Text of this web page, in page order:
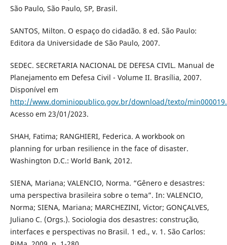
São Paulo, São Paulo, SP, Brasil.
SANTOS, Milton. O espaço do cidadão. 8 ed. São Paulo:
Editora da Universidade de São Paulo, 2007.
SEDEC. SECRETARIA NACIONAL DE DEFESA CIVIL. Manual de
Planejamento em Defesa Civil - Volume II. Brasília, 2007.
Disponível em
http://www.dominiopublico.gov.br/download/texto/
Acesso em 23/01/2023.
SHAH, Fatima; RANGHIERI, Federica. A workbook on
planning for urban resilience in the face of disaster.
Washington D.C.: World Bank, 2012.
SIENA, Mariana; VALENCIO, Norma. “Gênero e desastres:
uma perspectiva brasileira sobre o tema”. In: VALENCIO,
Norma; SIENA, Mariana; MARCHEZINI, Victor; GONÇALVES,
Juliano C. (Orgs.). Sociologia dos desastres: construção,
interfaces e perspectivas no Brasil. 1 ed., v. 1. São Carlos: